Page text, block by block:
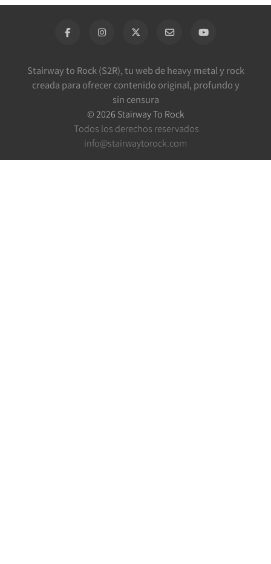
Stairway to Rock (S2R), tu web de heavy metal y rock
creada para ofrecer contenido original, profundo y
sin censura
© 2026 Stairway To Rock
Todos los derechos reservados
info@stairwaytorock.com